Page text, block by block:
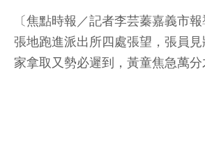
〔焦點時報／記者李芸蓁嘉義市
張地跑進派出所四處張望，張員
家拿取又勢必遲到，黃童焦急萬分